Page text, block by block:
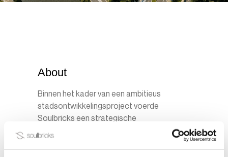
About
Binnen het kader van een ambitieus
stadsontwikkelingsproject voerde
Soulbricks een strategische
haalbaarheidsstudie uit voor de integratie
van een meet- en coworkiong center in de